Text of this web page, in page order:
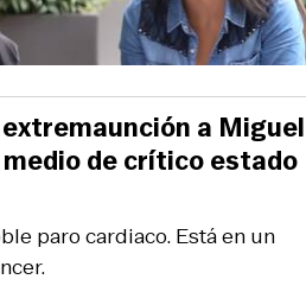
paro cardiaco. Está en un
a Miguel
medio de crítico estado